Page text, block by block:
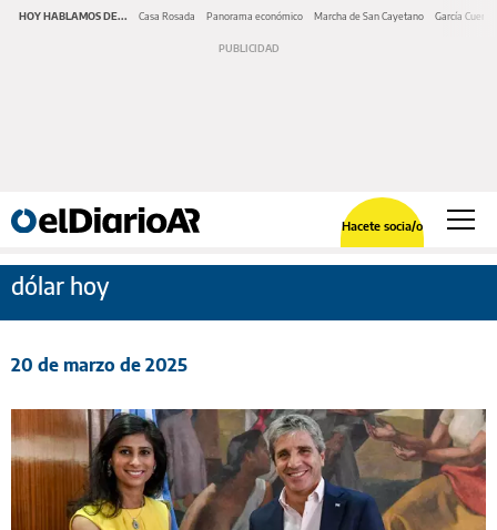
HOY HABLAMOS DE... Casa Rosada Panorama económico Marcha de San Cayetano García Cuerva
Hacete socia/o
dólar hoy
20 de marzo de 2025